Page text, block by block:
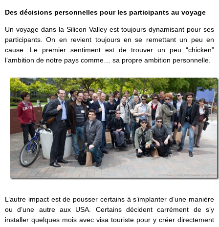
Des décisions personnelles pour les participants au voyage
Un voyage dans la Silicon Valley est toujours dynamisant pour ses
participants. On en revient toujours en se remettant un peu en
cause. Le premier sentiment est de trouver un peu “chicken”
l’ambition de notre pays comme… sa propre ambition personnelle.
L’autre impact est de pousser certains à s’implanter d’une manière
ou d’une autre aux USA. Certains décident carrément de s’y
installer quelques mois avec visa touriste pour y créer directement